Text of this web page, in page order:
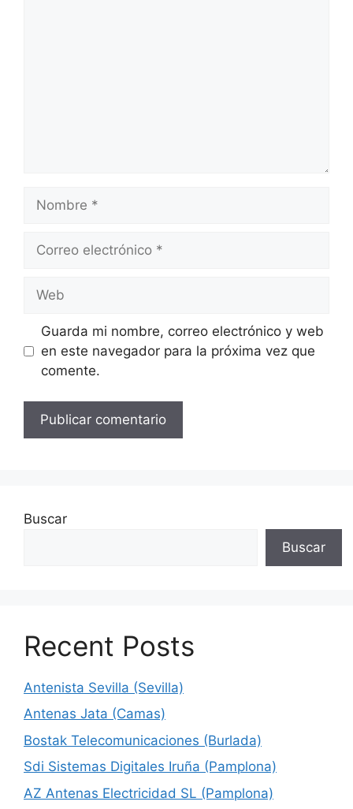
Nombre
Correo
Web
Guarda mi nombre, correo electrónico y web
en este navegador para la próxima vez que
comente.
Buscar
Buscar
Recent Posts
Antenista Sevilla (Sevilla)
Antenas Jata (Camas)
Bostak Telecomunicaciones (Burlada)
Sdi Sistemas Digitales Iruña (Pamplona)
AZ Antenas Electricidad SL (Pamplona)